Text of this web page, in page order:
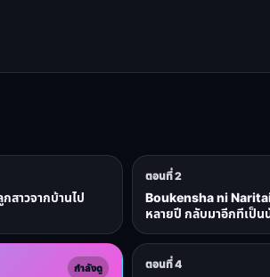
าวจากบ้านไป
ตอนที่ 2
Boukensha ni
หลายปี กลับมาอีกทีเป็
กำลังดู ตอนที่ 4